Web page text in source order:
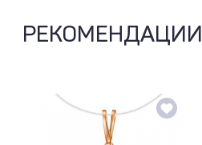
РЕКОМЕНДАЦИИ